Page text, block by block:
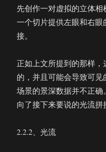
先创作一对虚拟的立体
一个切片提供左眼和右
接。
正如上文所提到的那样
的，并且可能会导致可
场景的景深数据并不正确
向了接下来要说的光流拼
2.2.2、光流